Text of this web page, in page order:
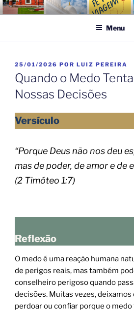
Pular
para
conteúdo
FÉ NA VIAGEM
Turismo Religioso
Menu
PUBLICADO
EM
25/01/2026 POR LUIZ PEREIRA
Quando o Medo
Nossas Decisões
Versículo
“Porque Deus não nos deu
mas de poder, de amor e de
(2 Timóteo 1:7)
Reflexão
O medo é uma reação humana
de perigos reais, mas também
conselheiro perigoso quando
decisões. Muitas vezes, deixamos
perdoar ou confiar porque o medo